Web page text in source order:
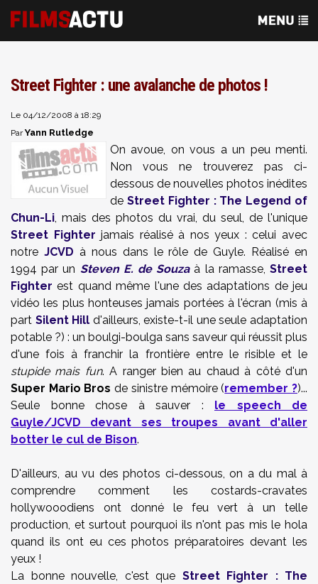
Street Fighter : une avalanche de photos !
Le 04/12/2008 à 18:29
ParYann Rutledge
On avoue, on vous a un peu menti.
Non vous ne trouverez pas ci-
dessous de nouvelles photos inédites
de Street Fighter : The Legend of
Chun-Li, mais des photos du vrai, du seul, de l'unique
Street Fighter jamais réalisé à nos yeux : celui avec
notre JCVD à nous dans le rôle de Guyle. Réalisé en
1994 par un Steven E. de Souzaà la ramasse,Street
Fighter est quand même l'une des adaptations de jeu
vidéo les plus honteuses jamais portées à l'écran (mis à
part Silent Hill d'ailleurs, existe-t-il une seule adaptation
potable ?) : un boulgi-boulga sans saveur qui réussit plus
d'une fois à franchir la frontière entre le risible et le
stupide mais fun. A ranger bien au chaud à côté d'un
Super Mario Brosde sinistre mémoire (remember ?)...
Seule bonne chose à sauver : le speech de
Guyle/JCVD devant ses troupes avant d'aller
botter le cul de Bison.
D'ailleurs, au vu des photos ci-dessous, on a du mal à
comprendre comment les costards-cravates
hollywooodiens ont donné le feu vert à un telle
production, et surtout pourquoi ils n'ont pas mis le hola
quand ils ont eu ces photos préparatoires devant les
yeux !
La bonne nouvelle, c'est que Street Fighter : The